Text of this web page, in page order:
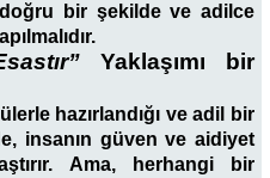
bir şekilde ve adilce
Yaklaşımı bir
hazırlandığı ve adil bir
insanın güven ve aidiyet
Ama, herhangi bir